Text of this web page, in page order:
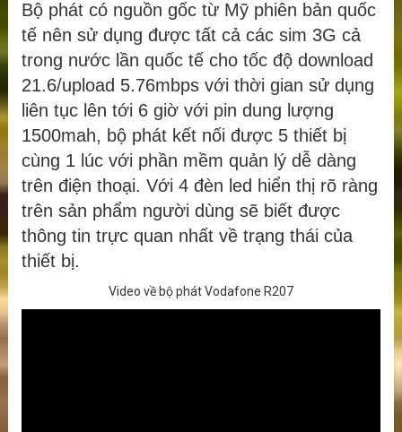
Bộ phát có nguồn gốc từ Mỹ phiên bản quốc
tế nên sử dụng được tất cả các sim 3G cả
trong nước lần quốc tế cho tốc độ download
21.6/upload 5.76mbps với thời gian sử dụng
liên tục lên tới 6 giờ với pin dung lượng
1500mah, bộ phát kết nối được 5 thiết bị
cùng 1 lúc với phần mềm quản lý dễ dàng
trên điện thoại. Với 4 đèn led hiển thị rõ ràng
trên sản phẩm người dùng sẽ biết được
thông tin trực quan nhất về trạng thái của
thiết bị.
Video về bộ phát Vodafone R207